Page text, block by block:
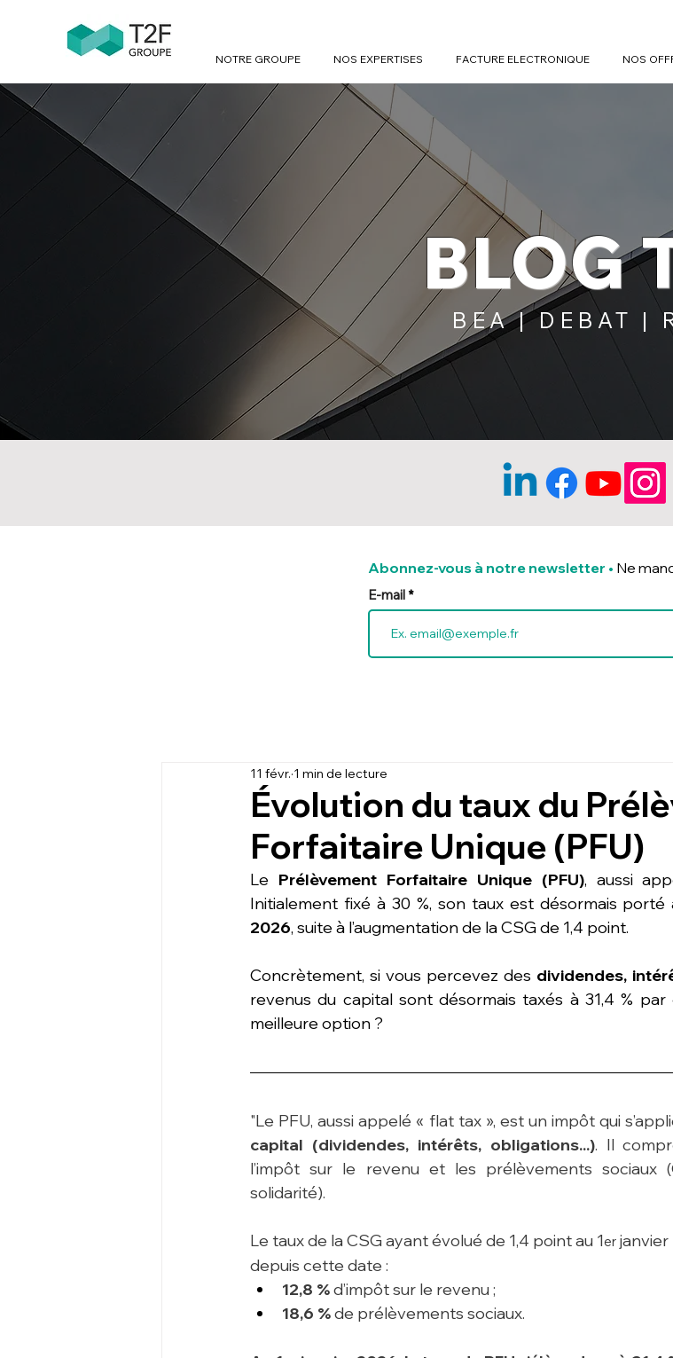
NOTRE GROUPE NOS EXPERTISES FACTURE ELECTRONIQUE NOS
BLOG
BEA | DEBAT |
Abonnez-vous à notre newsletter • Ne
E-mail
Évolution du taux du
Forfaitaire Unique (PFU)
11 févr. 1 min de lecture
Le Prélèvement Forfaitaire Unique (PFU), aussi
Initialement fixé à 30 %, son taux est désormais porté
2026, suite à l’augmentation de la CSG de 1,4 point.
Concrètement, si vous percevez des dividendes,
revenus du capital sont désormais taxés à 31,4 %
meilleure option ?
"Le PFU, aussi appelé « flat tax », est un impôt qui
capital (dividendes, intérêts, obligations...). Il
l’impôt sur le revenu et les prélèvements sociaux
solidarité).
Le taux de la CSG ayant évolué de 1,4 point au 1er janvier
depuis cette date :
12,8 % d’impôt sur le revenu ;
18,6 % de prélèvements sociaux.